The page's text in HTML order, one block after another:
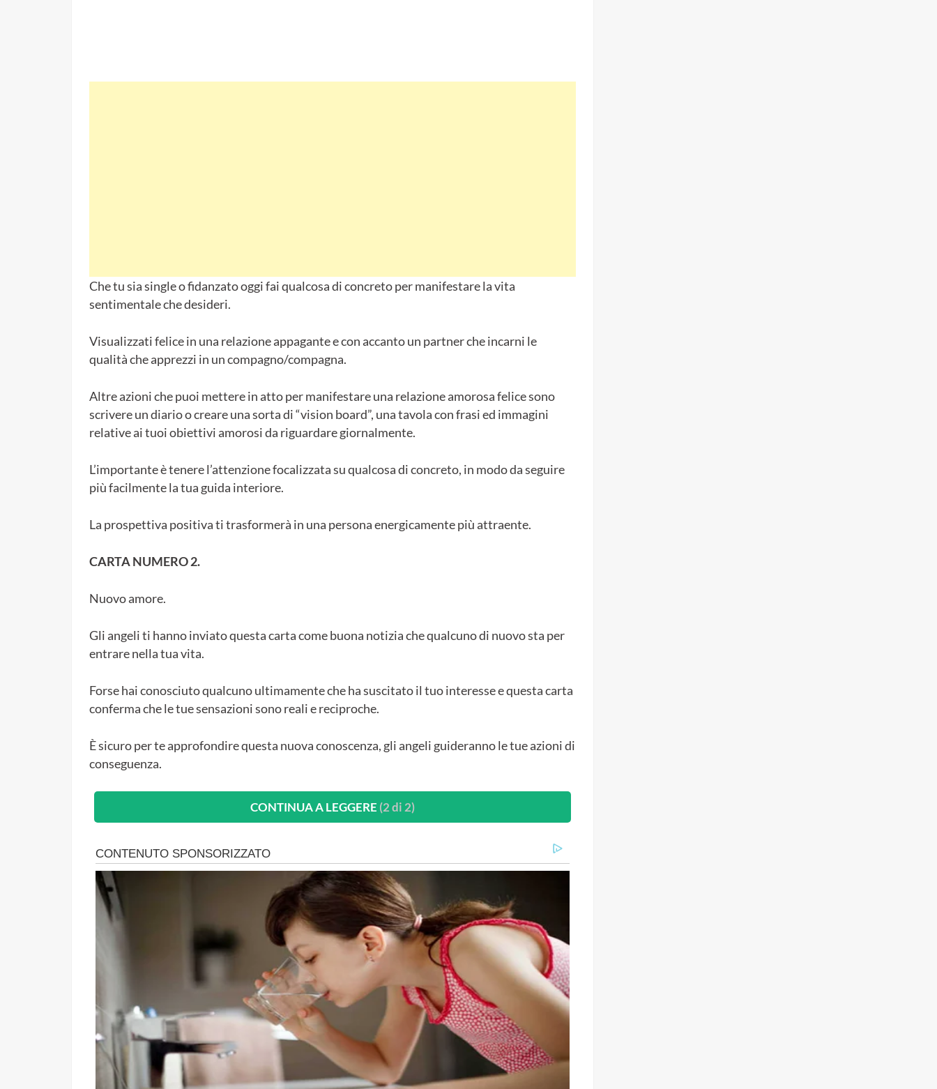
Che tu sia single o fidanzato oggi fai qualcosa di concreto per manifestare la vita
sentimentale che desideri.
Visualizzati felice in una relazione appagante e con accanto un partner che incarni le
qualità che apprezzi in un compagno/compagna.
Altre azioni che puoi mettere in atto per manifestare una relazione amorosa felice sono
scrivere un diario o creare una sorta di “vision board”, una tavola con frasi ed immagini
relative ai tuoi obiettivi amorosi da riguardare giornalmente.
L’importante è tenere l’attenzione focalizzata su qualcosa di concreto, in modo da seguire
più facilmente la tua guida interiore.
La prospettiva positiva ti trasformerà in una persona energicamente più attraente.
CARTA NUMERO 2.
Nuovo amore.
Gli angeli ti hanno inviato questa carta come buona notizia che qualcuno di nuovo sta per
entrare nella tua vita.
Forse hai conosciuto qualcuno ultimamente che ha suscitato il tuo interesse e questa carta
conferma che le tue sensazioni sono reali e reciproche.
È sicuro per te approfondire questa nuova conoscenza, gli angeli guideranno le tue azioni di
conseguenza.
CONTINUA A LEGGERE (2 di 2)